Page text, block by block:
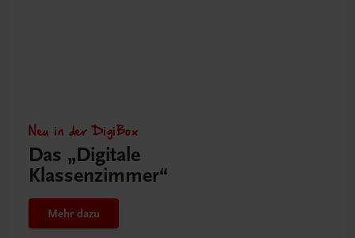
Neu in der DigiBox
Das „Digitale
Klassenzimmer“
Mehr dazu